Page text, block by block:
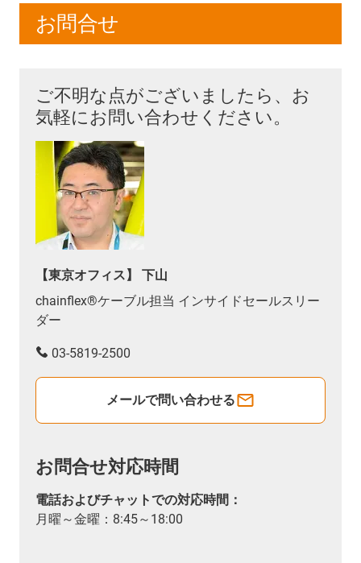
お問合せ
ご不明な点がございましたら、お
気軽にお問い合わせください。
【東京オフィス】 下山
chainflex®ケーブル担当 インサイドセールスリー
ダー
03-5819-2500
メールで問い合わせる
お問合せ対応時間
電話およびチャットでの対応時間：
月曜～金曜：8:45～18:00